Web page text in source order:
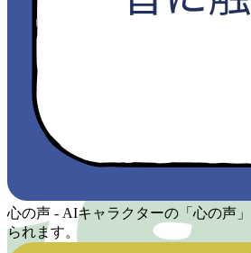
心の声 - AIキャラクターの「心の声
られます。